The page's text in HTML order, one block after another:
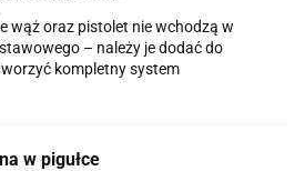
wąż oraz pistolet nie wchodzą w
– należy je dodać do
kompletny system
w pigułce